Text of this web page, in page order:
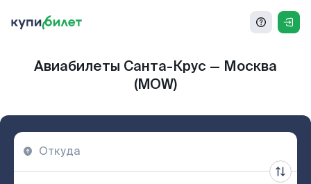
Авиабилеты Санта-Крус — Москва
(MOW)